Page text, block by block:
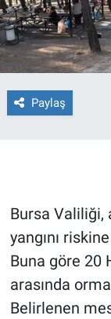
Paylaş
Bursa Valiliği,
yangını
Buna göre 20
arasında
Belirlenen